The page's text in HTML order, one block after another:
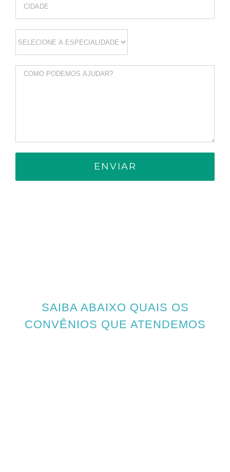
SAIBA ABAIXO QUAIS OS
CONVÊNIOS QUE ATENDEMOS